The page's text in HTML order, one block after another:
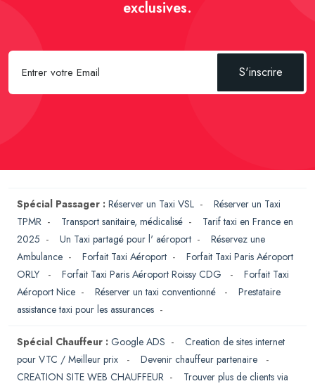
exclusives.
S'inscrire
Spécial Passager : Réserver un Taxi VSL - Réserver un Taxi
TPMR - Transport sanitaire, médicalisé - Tarif taxi en France en
2025 - Un Taxi partagé pour l' aéroport - Réservez une
Ambulance - Forfait Taxi Aéroport - Forfait Taxi Paris Aéroport
ORLY
- Forfait Taxi Paris Aéroport Roissy CDG - Forfait Taxi
Aéroport Nice - Réserver un taxi conventionné - Prestataire
assistance taxi pour les assurances -
Spécial Chauffeur : Google ADS - Creation de sites internet
pour VTC / Meilleur prix
- Devenir chauffeur partenaire
-
CREATION SITE WEB CHAUFFEUR - Trouver plus de clients via